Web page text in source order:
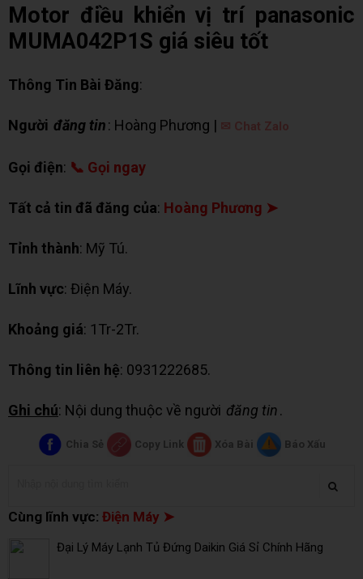
Motor điều khiển vị trí panasonic
MUMA042P1S giá siêu tốt
Thông Tin Bài Đăng:
Người đăng tin: Hoàng Phương | ✉ Chat Zalo
Gọi điện: 📞 Gọi ngay
Tất cả tin đã đăng của: Hoàng Phương ➤
Tỉnh thành: Mỹ Tú.
Lĩnh vực: Điện Máy.
Khoảng giá: 1Tr-2Tr.
Thông tin liên hệ: 0931222685.
Ghi chú: Nội dung thuộc về người đăng tin.
Chia Sẻ Copy Link Xóa Bài Báo Xấu
Cùng lĩnh vực: Điện Máy ➤
Đại Lý Máy Lạnh Tủ Đứng Daikin Giá Sỉ Chính Hãng